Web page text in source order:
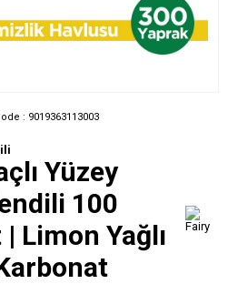
: 9019363113003
Yüzey
100
Limon Yağlı